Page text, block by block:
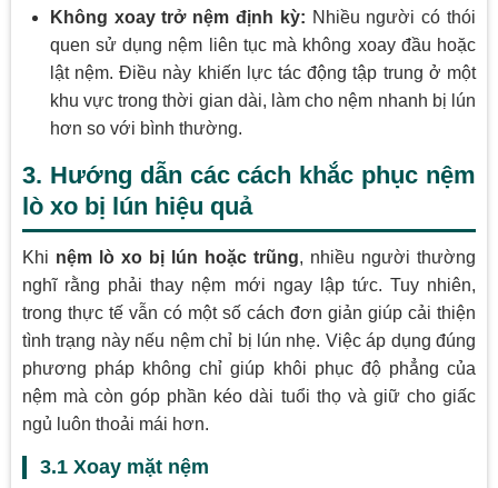
Không xoay trở nệm định kỳ: Nhiều người có thói
quen sử dụng nệm liên tục mà không xoay đầu hoặc
lật nệm. Điều này khiến lực tác động tập trung ở một
khu vực trong thời gian dài, làm cho nệm nhanh bị lún
hơn so với bình thường.
3. Hướng dẫn các cách khắc phục nệm
lò xo bị lún hiệu quả
Khi nệm lò xo bị lún hoặc trũng, nhiều người thường
nghĩ rằng phải thay nệm mới ngay lập tức. Tuy nhiên,
trong thực tế vẫn có một số cách đơn giản giúp cải thiện
tình trạng này nếu nệm chỉ bị lún nhẹ. Việc áp dụng đúng
phương pháp không chỉ giúp khôi phục độ phẳng của
nệm mà còn góp phần kéo dài tuổi thọ và giữ cho giấc
ngủ luôn thoải mái hơn.
3.1 Xoay mặt nệm